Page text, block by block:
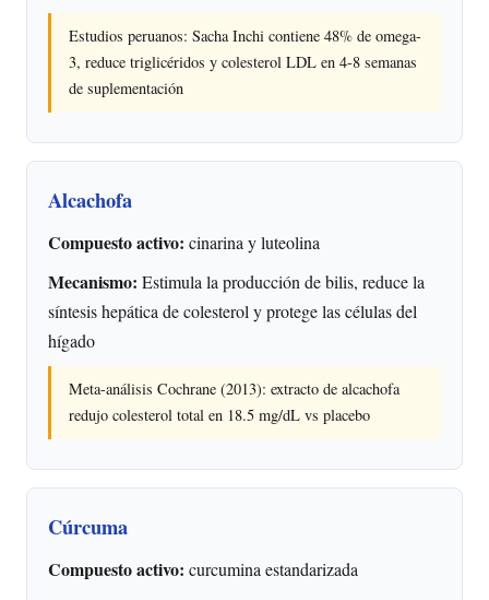
Estudios peruanos: Sacha Inchi contiene 48% de omega-
3, reduce triglicéridos y colesterol LDL en 4-8 semanas
de suplementación
Alcachofa
Compuesto activo: cinarina y luteolina
Mecanismo: Estimula la producción de bilis, reduce la
síntesis hepática de colesterol y protege las células del
hígado
Meta-análisis Cochrane (2013): extracto de alcachofa
redujo colesterol total en 18.5 mg/dL vs placebo
Cúrcuma
Compuesto activo: curcumina estandarizada